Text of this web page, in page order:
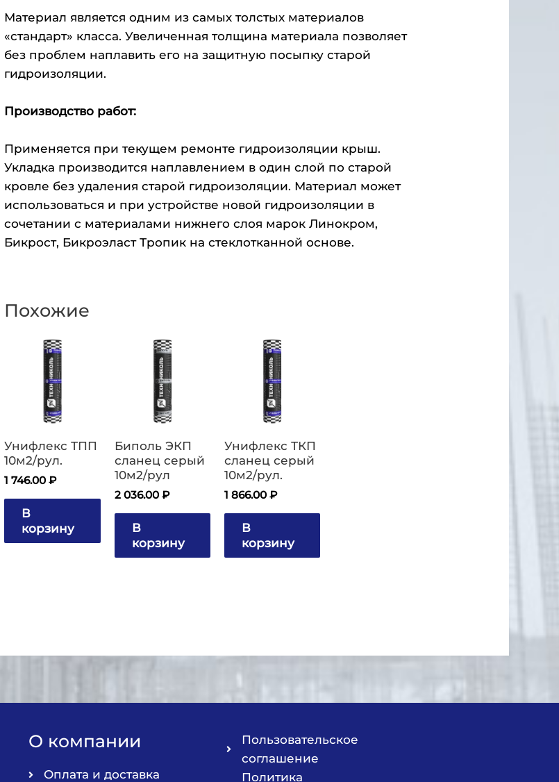
Материал является одним из самых толстых материалов
«стандарт» класса. Увеличенная толщина материала позволяет
без проблем наплавить его на защитную посыпку старой
гидроизоляции.
Производство работ:
Применяется при текущем ремонте гидроизоляции крыш.
Укладка производится наплавлением в один слой по старой
кровле без удаления старой гидроизоляции. Материал может
использоваться и при устройстве новой гидроизоляции в
сочетании с материалами нижнего слоя марок Линокром,
Бикрост, Бикроэласт Тропик на стеклотканной основе.
Похожие
Унифлекс ТПП
10м2/рул.
1 746.00₽
В
корзину
Биполь ЭКП
сланец серый
10м2/рул
2 036.00 ₽
В
корзину
Унифлекс ТКП
сланец серый
10м2/рул.
1 866.00 ₽
В
корзину
О компании
Оплата и доставка
Пользовательское
соглашение
Политика